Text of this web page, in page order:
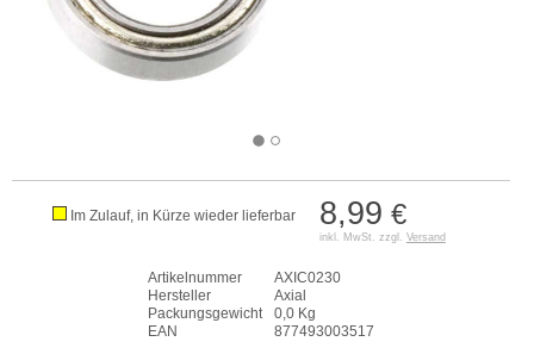
8,99 €
inkl. MwSt. zzgl. Versand
Im Zulauf, in Kürze wieder lieferbar
Artikelnummer
AXIC0230
Hersteller
Axial
Packungsgewicht
0,0 Kg
EAN
877493003517